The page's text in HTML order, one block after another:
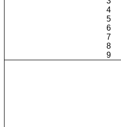
4
5
6
7
8
9